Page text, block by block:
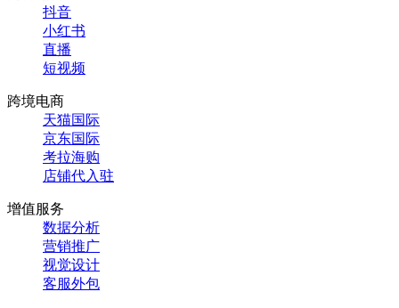
抖音
小红书
直播
短视频
跨境电商
天猫国际
京东国际
考拉海购
店铺代入驻
增值服务
数据分析
营销推广
视觉设计
客服外包